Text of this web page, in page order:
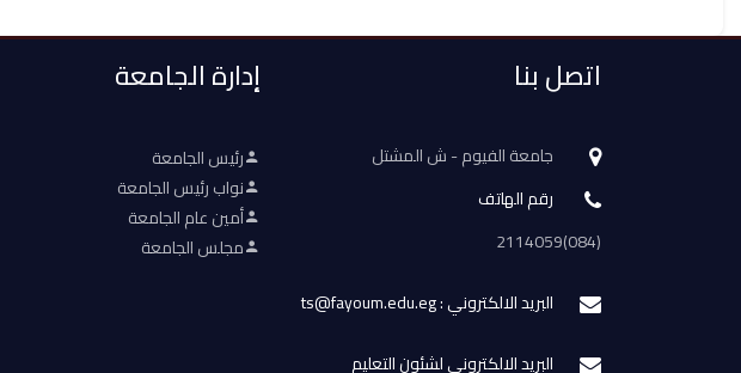
اتصل بنا
جامعة الفيوم - ش المشتل
رقم الهاتف
(084)2114059
البريد الالكتروني : ts@fayoum.edu.eg
البريد الالكتروني لشئون التعليم
إدارة الجامعة
رئيس الجامعة
نواب رئيس الجامعة
أمين عام الجامعة
مجلس الجامعة